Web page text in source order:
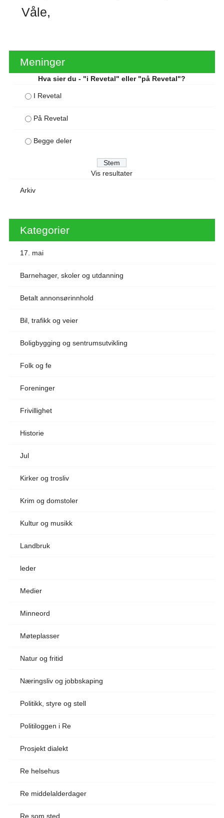
Våle
Meninger
Hva sier du - "i Revetal" eller "på Revetal"?
I Revetal
På Revetal
Begge deler
Vis resultater
Arkiv
Kategorier
17. mai
Barnehager, skoler og utdanning
Betalt annonsørinnhold
Bil, trafikk og veier
Boligbygging og sentrumsutvikling
Folk og fe
Foreninger
Frivillighet
Historie
Jul
Kirker og trosliv
Krim og domstoler
Kultur og musikk
Landbruk
leder
Medier
Minneord
Møteplasser
Natur og fritid
Næringsliv og jobbskaping
Politikk, styre og stell
Politiloggen i Re
Prosjekt dialekt
Re helsehus
Re middelalderdager
Re som sted